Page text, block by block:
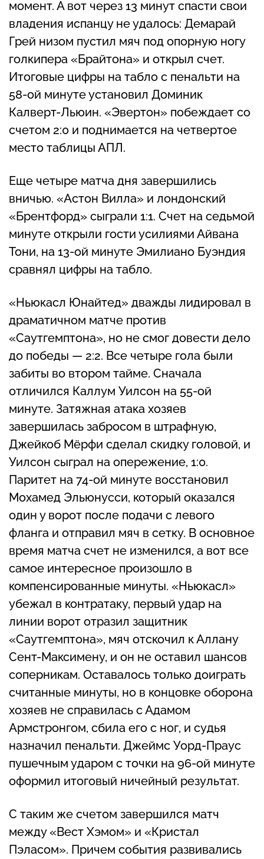
момент. А вот через 13 минут спасти свои
владения испанцу не удалось: Демарай
Грей низом пустил мяч под опорную ногу
голкипера «Брайтона» и открыл счет.
Итоговые цифры на табло с пенальти на
58-ой минуте установил Доминик
Калверт-Льюин. «Эвертон» побеждает со
счетом 2:0 и поднимается на четвертое
место таблицы АПЛ.
Еще четыре матча дня завершились
вничью. «Астон Вилла» и лондонский
«Брентфорд» сыграли 1:1. Счет на седьмой
минуте открыли гости усилиями Айвана
Тони, на 13-ой минуте Эмилиано Буэндия
сравнял цифры на табло.
«Ньюкасл Юнайтед» дважды лидировал в
драматичном матче против
«Саутгемптона», но не смог довести дело
до победы — 2:2. Все четыре гола были
забиты во втором тайме. Сначала
отличился Каллум Уилсон на 55-ой
минуте. Затяжная атака хозяев
завершилась забросом в штрафную,
Джейкоб Мёрфи сделал скидку головой, и
Уилсон сыграл на опережение, 1:0.
Паритет на 74-ой минуте восстановил
Мохамед Эльюнусси, который оказался
один у ворот после подачи с левого
фланга и отправил мяч в сетку. В основное
время матча счет не изменился, а вот все
самое интересное произошло в
компенсированные минуты. «Ньюкасл»
убежал в контратаку, первый удар на
линии ворот отразил защитник
«Саутгемптона», мяч отскочил к Аллану
Сент-Максимену, и он не оставил шансов
соперникам. Оставалось только доиграть
считанные минуты, но в концовке оборона
хозяев не справилась с Адамом
Армстронгом, сбила его с ног, и судья
назначил пенальти. Джеймс Уорд-Праус
пушечным ударом с точки на 96-ой минуте
оформил итоговый ничейный результат.
С таким же счетом завершился матч
между «Вест Хэмом» и «Кристал
Пэласом». Причем события развивались